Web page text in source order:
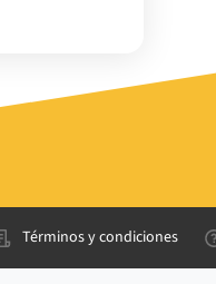
Términos y condiciones